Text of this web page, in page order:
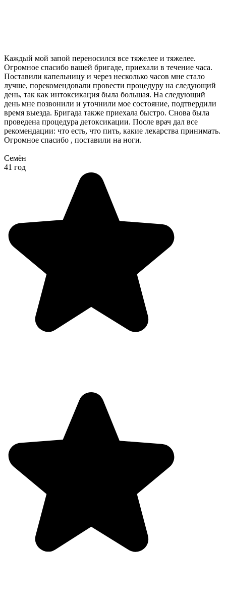
Каждый мой запой переносился все тяжелее и тяжелее.
Огромное спасибо вашей бригаде, приехали в течение часа.
Поставили капельницу и через несколько часов мне стало
лучше, порекомендовали провести процедуру на следующий
день, так как интоксикация была большая. На следующий
день мне позвонили и уточнили мое состояние, подтвердили
время выезда. Бригада также приехала быстро. Снова была
проведена процедура детоксикации. После врач дал все
рекомендации: что есть, что пить, какие лекарства принимать.
Огромное спасибо , поставили на ноги.
Семён
41 год